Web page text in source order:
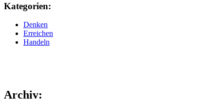
Kategorien:
Denken
Erreichen
Handeln
Archiv: